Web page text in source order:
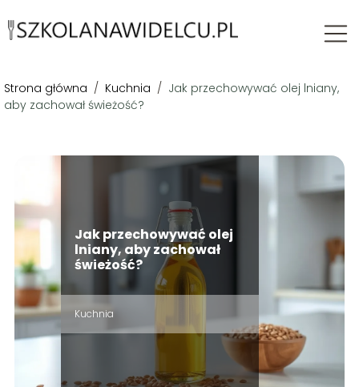
Strona główna / Kuchnia / Jak przechowywać olej lniany,
aby zachował świeżość?
Jak przechowywać olej
lniany, aby zachował
świeżość?
Kuchnia